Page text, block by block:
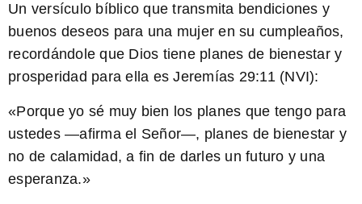
Un versículo bíblico que transmita bendiciones y
buenos deseos para una mujer en su cumpleaños,
recordándole que Dios tiene planes de bienestar y
prosperidad para ella es Jeremías 29:11 (NVI):
«Porque yo sé muy bien los planes que tengo para
ustedes—afirma el Señor—, planes de bienestar y
no de calamidad, a fin de darles un futuro y una
esperanza.»